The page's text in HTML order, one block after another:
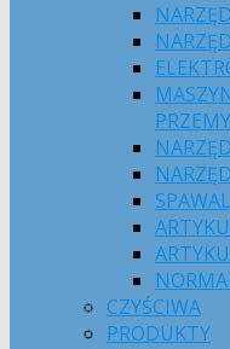
CZYŚCIWA
PRODUKTY